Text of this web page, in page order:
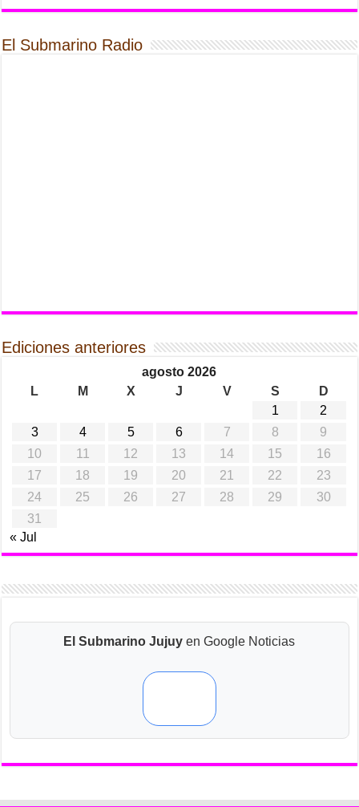
El Submarino Radio
Ediciones anteriores
agosto 2026
L
M X J V S
D
1
2
3
4 5 6 7 8
9
10
11 12 13 14 15
16
17
18 19 20 21 22
23
24
25 26 27 28 29
30
31
« Jul
El Submarino Jujuy en Google Noticias